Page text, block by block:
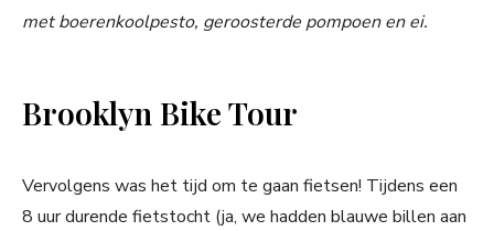
met boerenkoolpesto, geroosterde pompoen en ei.
Brooklyn Bike Tour
Vervolgens was het tijd om te gaan fietsen! Tijdens een
8 uur durende fietstocht (ja, we hadden blauwe billen aan